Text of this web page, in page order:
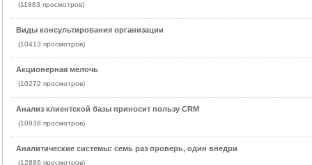
(11883 просмотров)
Виды консультирования организации
(10413 просмотров)
Акционерная мелочь
(10272 просмотров)
Анализ клиентской базы приносит пользу CRM
(10938 просмотров)
Аналитические системы: семь раз проверь, один внедри
(12886 просмотров)